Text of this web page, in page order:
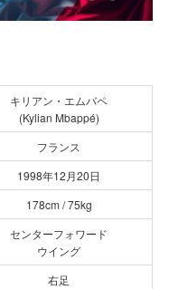
キリアン・エムバペ
(Kylian Mbappé)
フランス
1998年12月20日
178cm / 75kg
センターフォワード
ウイング
右足